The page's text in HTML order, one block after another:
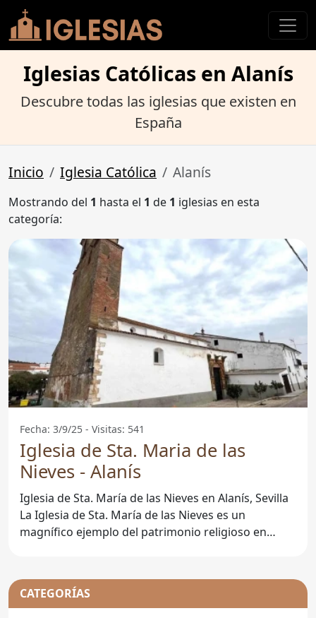
Iglesias Católicas en Alanís
Descubre todas las iglesias que existen en
España
Inicio Iglesia Católica Alanís
Mostrando del 1 hasta el 1 de 1 iglesias en esta
categoría:
Fecha: 3/9/25 - Visitas: 541
Iglesia de Sta. Maria de las
Nieves - Alanís
Iglesia de Sta. María de las Nieves en Alanís, Sevilla
La Iglesia de Sta. María de las Nieves es un
magnífico ejemplo del patrimonio religioso en
CATEGORÍAS